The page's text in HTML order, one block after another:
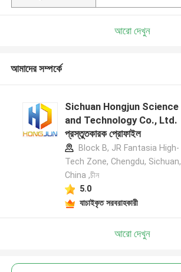
আরো দেখুন
আমাদের সম্পর্কে
Sichuan Hongjun Science
and Technology Co., Ltd.
প্রস্তুতকারক প্রোফাইল
Block B, JR Fantasia High-
Tech Zone, Chengdu, Sichuan,
China ,চীন
5.0
যাচাইকৃত সরবরাহকারী
আরো দেখুন